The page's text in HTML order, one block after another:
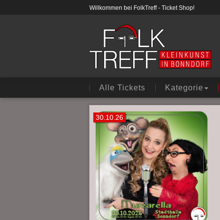
Willkommen bei FolkTreff - Ticket Shop!
Alle Tickets Kategorie
30.10.26